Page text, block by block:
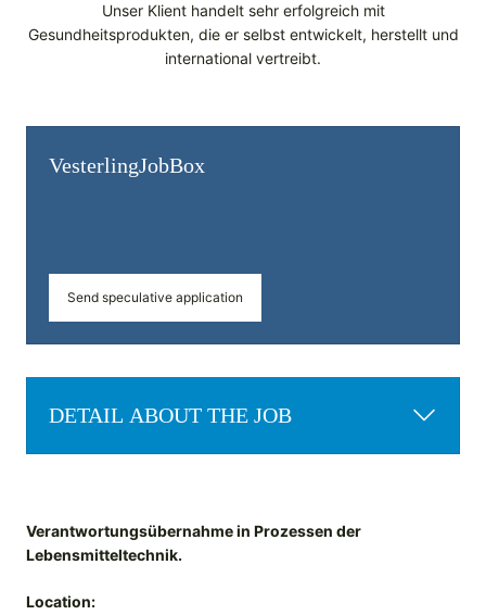
Unser Klient handelt sehr erfolgreich mit
Gesundheitsprodukten, die er selbst entwickelt, herstellt und
international vertreibt.
Vesterling­JobBox
Send speculative application
DETAIL ABOUT THE JOB
Verantwortungsübernahme in Prozessen der
Lebensmitteltechnik.
Location: